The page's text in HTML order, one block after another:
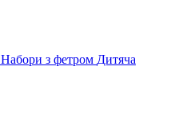
Набори з фетром Дитяча